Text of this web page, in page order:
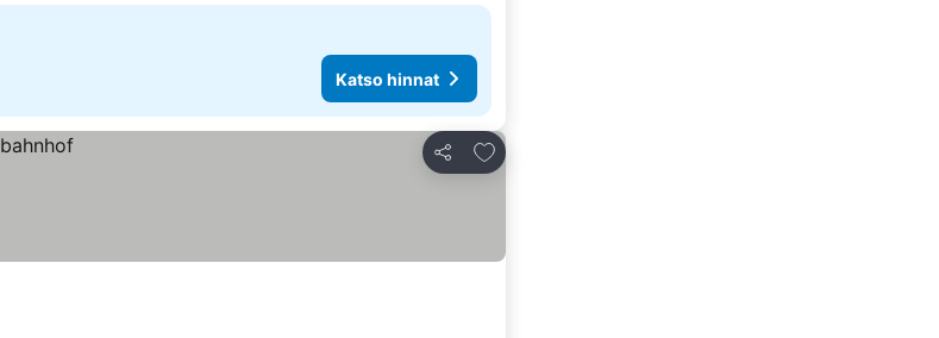
Katso hinnat
Jaa
Lisää suosikkeihin